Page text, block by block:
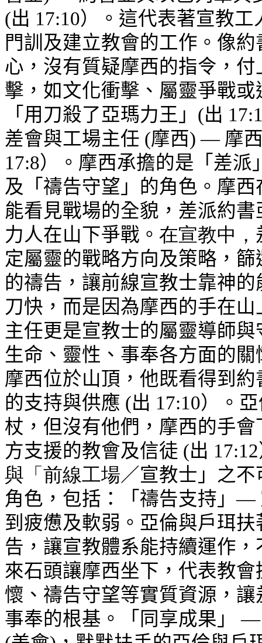
(出 17:10）。這代表著宣教
門訓及建立教會的工作。像
心，沒有質疑摩西的指令，
擊，如文化衝擊、屬靈爭戰
「用刀殺了亞瑪力王」(出
差會與工場主任 (摩西) — 摩
17:8）。摩西承擔的是「差派
及「禱告守望」的角色。摩
能看見戰場的全貌，差派約
力人在山下爭戰。 在宣教中，
定屬靈的戰略方向及策略，
的禱告，讓前線宣教士靠神
刀快，而是因為摩西的手在
主任更是宣教士的屬靈導師
生命、靈性、事奉各方面的關
摩西位於山頂，他既看得到
的支持與供應 (出 17:10）。
杖，但沒有他們，摩西的手
方支援的教會及信徒 (出
與「前線工場／宣教士」之
角色，包括：「禱告支持」—
到疲憊及軟弱。亞倫與戶珥
告，讓宣教體系能持續運作
來石頭讓摩西坐下，代表教
懷、禱告守望等實質資源，
事奉的根基。「同享成果」